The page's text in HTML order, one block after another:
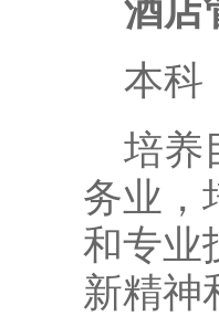
酒店
本科
培养
务业，
和专业
新精神